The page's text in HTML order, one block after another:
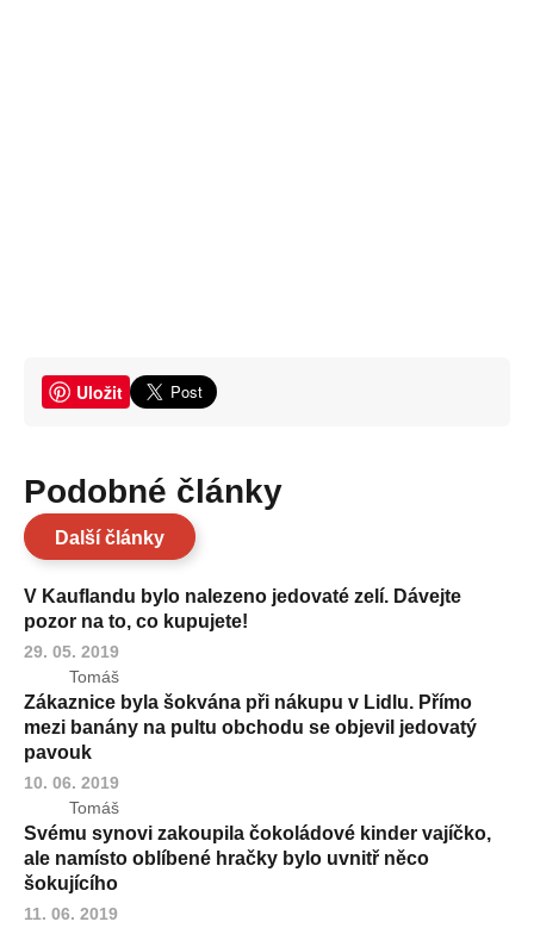
Uložit
Podobné články
Další články
V Kauflandu bylo nalezeno jedovaté zelí. Dávejte
pozor na to, co kupujete!
29. 05. 2019
Tomáš
Zákaznice byla šokvána při nákupu v Lidlu. Přímo
mezi banány na pultu obchodu se objevil jedovatý
pavouk
10. 06. 2019
Tomáš
Svému synovi zakoupila čokoládové kinder vajíčko,
ale namísto oblíbené hračky bylo uvnitř něco
šokujícího
11. 06. 2019